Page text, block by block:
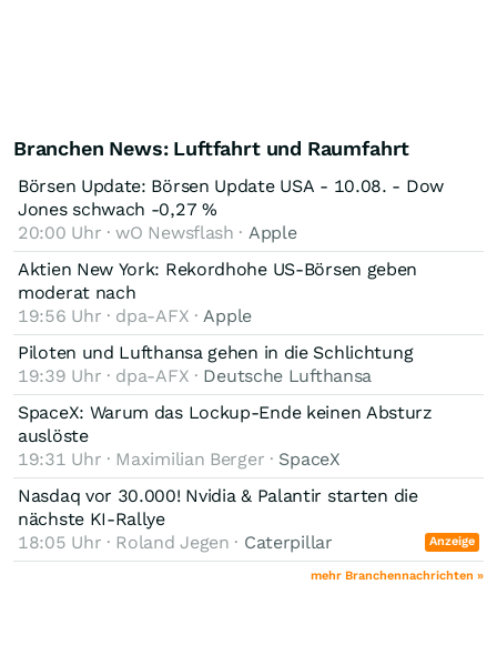
Branchen News: Luftfahrt und Raumfahrt
Börsen Update: Börsen Update USA - 10.08. - Dow
Jones schwach -0,27 %
20:00 Uhr · wO Newsflash · Apple
Aktien New York: Rekordhohe US-Börsen geben
moderat nach
19:56 Uhr · dpa-AFX · Apple
Piloten und Lufthansa gehen in die Schlichtung
19:39 Uhr · dpa-AFX · Deutsche Lufthansa
SpaceX: Warum das Lockup-Ende keinen Absturz
auslöste
19:31 Uhr · Maximilian Berger · SpaceX
Nasdaq vor 30.000! Nvidia & Palantir starten die
nächste KI-Rallye
18:05 Uhr · Roland Jegen · Caterpillar Anzeige
mehr Branchennachrichten »